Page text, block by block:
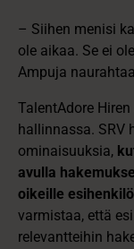
– Siihen menisi
ole aikaa. Se ei
Ampuja
TalentAdore
hallinnassa. SRV
ominaisuuksia,
avulla
oikeille
varmistaa, että
relevantteihin